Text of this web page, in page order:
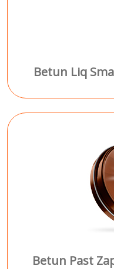
Betun Liq
Betun Past